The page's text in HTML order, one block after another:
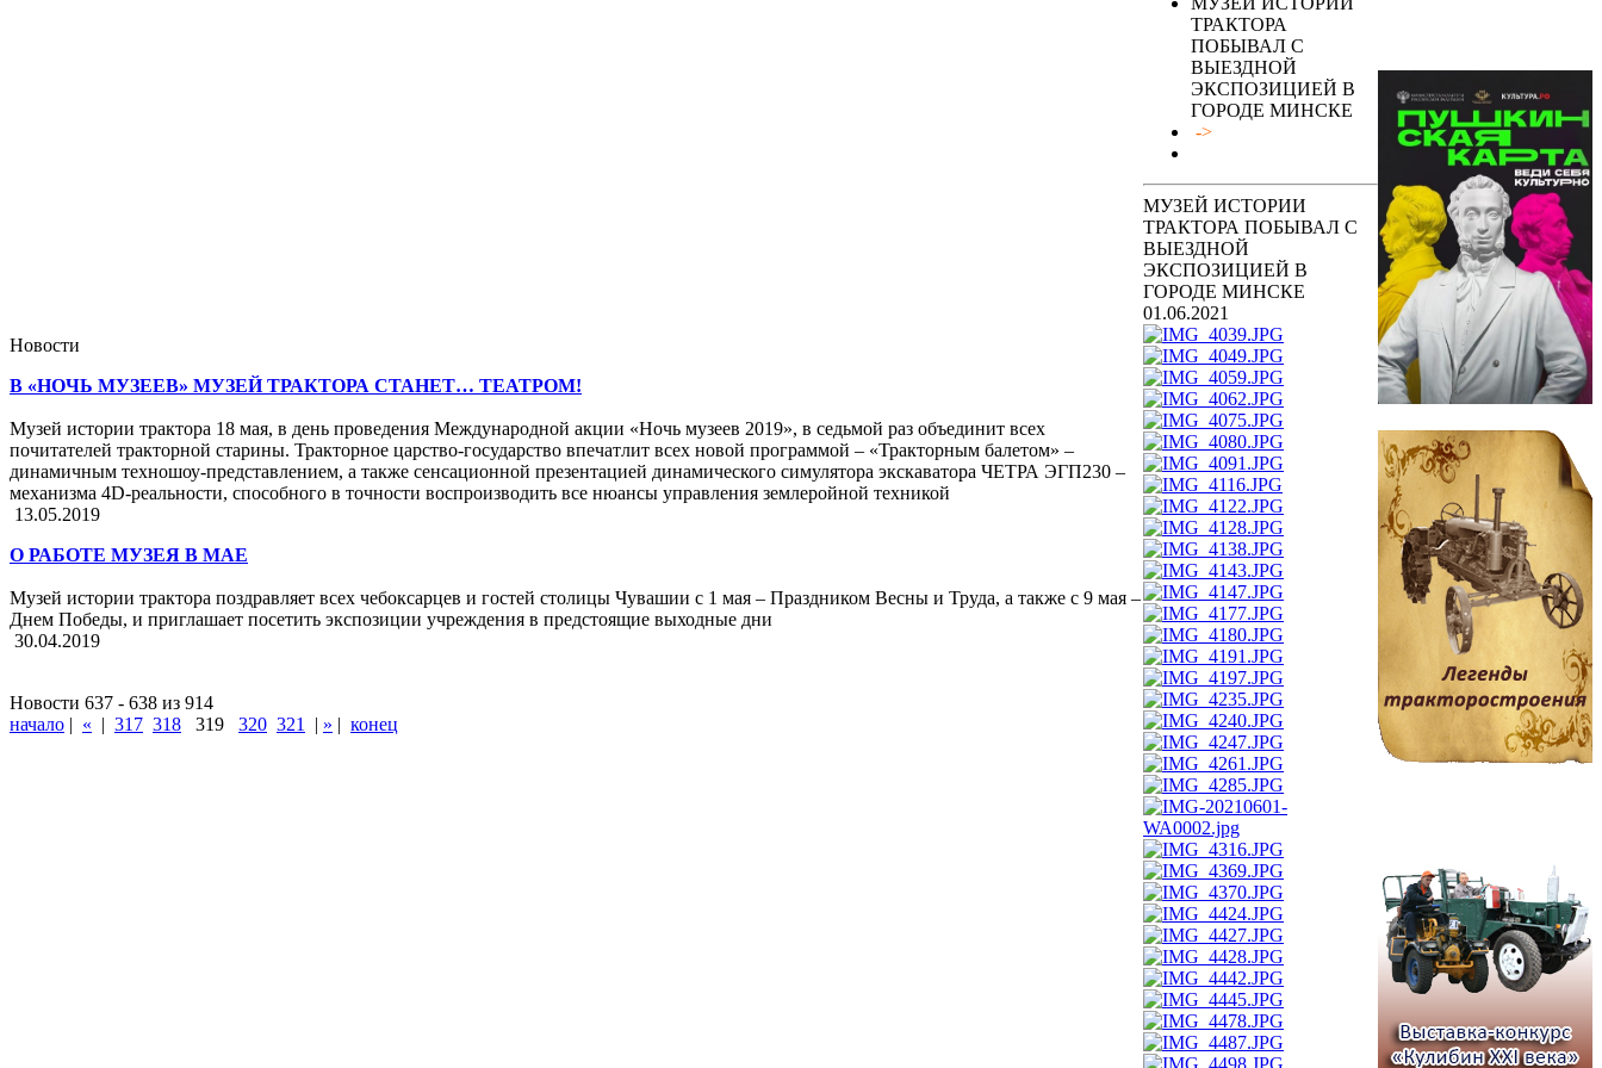
Новости
В «НОЧЬ МУЗЕЕВ» МУЗЕЙ ТРАКТОРА СТАНЕТ… ТЕАТРОМ!
Музей истории трактора 18 мая, в день проведения Международной акции «Ночь музеев 2019», в седьмой раз объединит всех
почитателей тракторной старины. Тракторное царство-государство впечатлит всех новой программой – «Тракторным балетом» –
динамичным техношоу-представлением, а также сенсационной презентацией динамического симулятора экскаватора ЧЕТРА ЭГП230 –
механизма 4D-реальности, способного в точности воспроизводить все нюансы управления землеройной техникой
13.05.2019
О РАБОТЕ МУЗЕЯ В МАЕ
Музей истории трактора поздравляет всех чебоксарцев и гостей столицы Чувашии с 1 мая – Праздником Весны и Труда, а также с 9 мая –
Днем Победы, и приглашает посетить экспозиции учреждения в предстоящие выходные дни
30.04.2019
Новости 637 - 638 из 914
начало | « | 317 318 319 320 321 | » | конец
ТРАКТОРА
ПОБЫВАЛ С
ВЫЕЗДНОЙ
ЭКСПОЗИЦИЕЙ В
ГОРОДЕ МИНСКЕ
->
МУЗЕЙ ИСТОРИИ
ТРАКТОРА ПОБЫВАЛ С
ВЫЕЗДНОЙ
ЭКСПОЗИЦИЕЙ В
ГОРОДЕ МИНСКЕ
01.06.2021